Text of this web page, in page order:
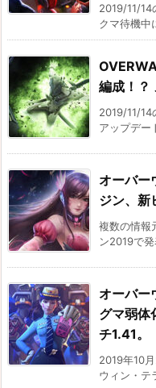
2019/11/14
クマ待機中
編成！？
2019/11/14
アップデー
オーバー
ジン、新
複数の情報
ン2019で
オーバー
グマ弱体
チ1.41。
2019年10
ウィン・テ